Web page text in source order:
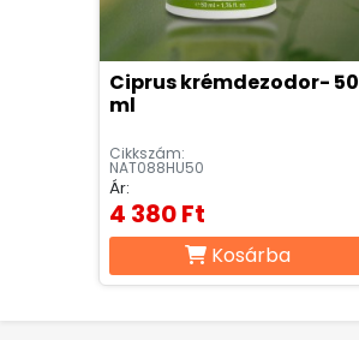
Ciprus krémdezodor- 50
ml
Cikkszám:
NAT088HU50
Ár:
4 380 Ft
Kosárba